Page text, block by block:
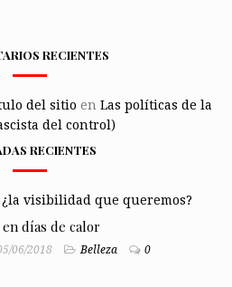
RECIENTES
del sitio en Las políticas de la
del control)
RECIENTES
visibilidad que queremos?
días de calor
06/2018 Belleza 0